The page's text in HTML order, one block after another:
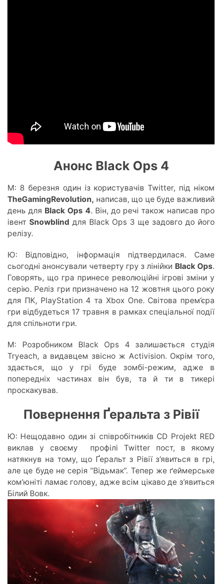
Анонс Black Ops 4
М: 8 березня один із користувачів Twitter, під ніком
TheGamingRevolution, написав, що це буде важливий
день для Black Ops 4. Він, до речі також написав про
івент Snowblind для Black Ops 3 ще задовго до його
релізу.
Ю: Відповідно, інформація підтвердилася. Саме
сьогодні анонсували четверту гру з лінійки Black Ops.
Говорять, що гра принесе революційні ігрові зміни у
серію. Реліз гри призначено на 12 жовтня цього року
для ПК, PlayStation 4 та Xbox One. Світова прем’єра
гри відбудеться 17 травня в рамках спеціальної події
для спільноти гри.
М: Розробником Black Ops 4 залишається студія
Tryeach, а видавцем звісно ж Activision. Окрім того,
здається, що у грі буде зомбі-режим, адже в
попередніх частинах він був, та й ти в тикері
проскакував.
Повернення Ґеральта з Рівії
Ю: Нещодавно один зі співробітників CD Projekt RED
виклав у своєму профілі Twitter пост, в якому
натякнув на тому, що Ґеральт з Рівії з’явиться в грі,
але це буде не серія “Відьмак”. Тепер же ґеймерське
ком’юніті ламає голову, адже всім цікаво де з’явиться
Білий Вовк.